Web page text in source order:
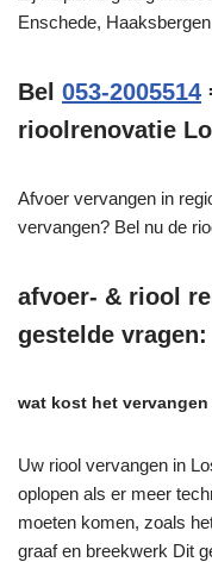
Enschede,
Bel 053-2005514
rioolrenovatie
Afvoer vervangen in
vervangen? Bel nu de
afvoer- & riool
gestelde vragen:
wat kost het
Uw riool vervangen in
oplopen als er meer
moeten komen, zoals
graaf en breekwerk Dit